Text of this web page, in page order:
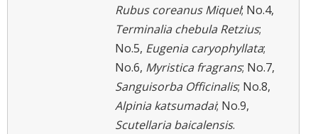
Rubus coreanus Miquel; No.4,
Terminalia chebula Retzius;
No.5, Eugenia caryophyllata;
No.6, Myristica fragrans; No.7,
Sanguisorba Officinalis; No.8,
Alpinia katsumadai; No.9,
Scutellaria baicalensis.